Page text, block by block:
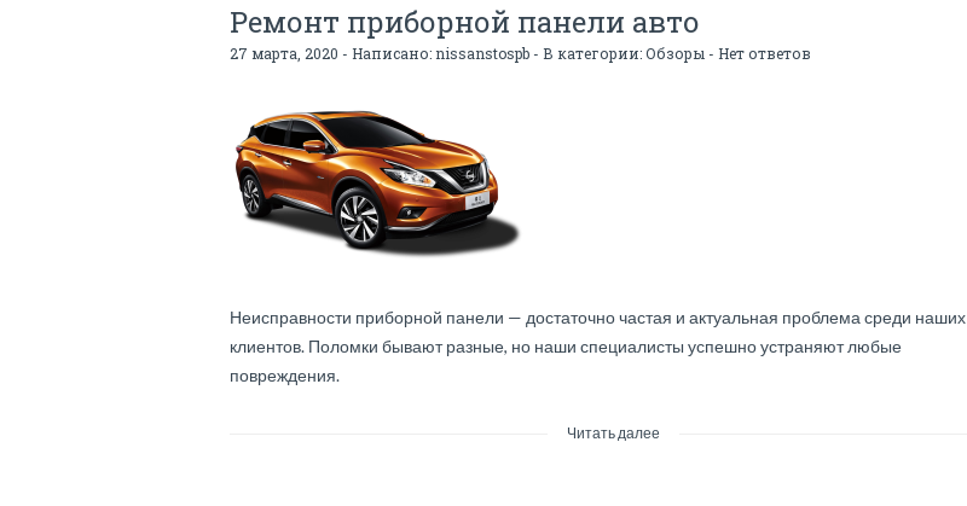
Ремонт приборной панели авто
27 марта, 2020 - Написано: nissanstospb - В категории:Обзоры - Нет ответов
Неисправности приборной панели — достаточно частая и актуальная проблема среди наших
клиентов. Поломки бывают разные, но наши специалисты успешно устраняют любые
повреждения.
Читать далее